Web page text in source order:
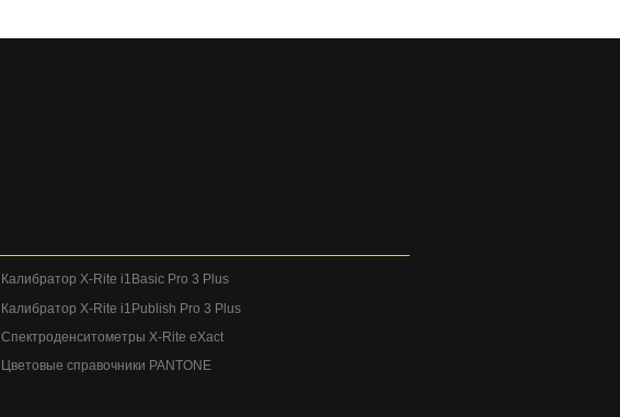
Калибратор X-Rite i1Basic Pro 3 Plus
Калибратор X-Rite i1Publish Pro 3 Plus
Спектроденситометры X-Rite eXact
Цветовые справочники PANTONE